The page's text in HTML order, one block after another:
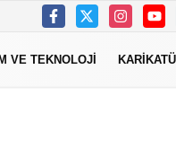
VE TEKNOLOJİ